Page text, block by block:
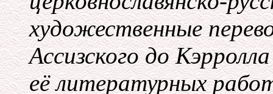
художественные
Ассизского до
её литературных